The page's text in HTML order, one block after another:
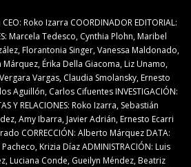
CEO: Roko Izarra COORDINADOR EDITORIAL:
Marcela Tedesco, Cynthia Plohn, Maribel
Florantonia Singer, Vanessa Maldonado,
Érika Della Giacoma, Liz Unamo,
Vargas, Claudia Smolansky, Ernesto
Aguillón, Carlos Cifuentes INVESTIGACIÓN:
Y RELACIONES: Roko Izarra, Sebastián
Amy Ibarra, Javier Adrián, Ernesto Ecarri
CORRECCIÓN: Alberto Márquez DATA:
Krizia Díaz ADMINISTRACIÓN: Luis
Luciana Conde, Gueilyn Méndez, Beatriz